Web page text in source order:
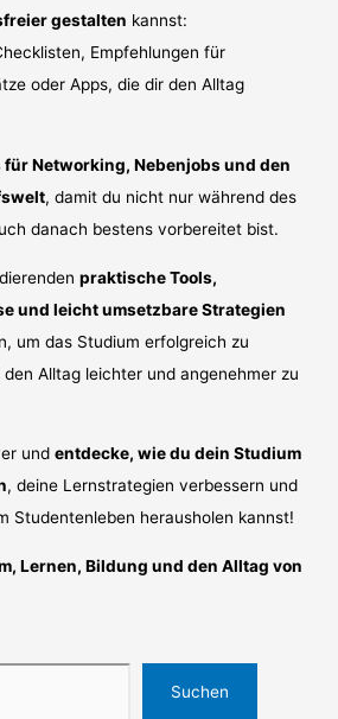
gestalten kannst:
Empfehlungen für
oder Apps, die dir den Alltag
für Networking, Nebenjobs und den
, damit du nicht nur während des
danach bestens vorbereitet bist.
praktische Tools,
und leicht umsetzbare Strategien
um das Studium erfolgreich zu
Alltag leichter und angenehmer zu
undentdecke, wie du dein Studium
, deine Lernstrategien verbessern und
Studentenleben herausholen kannst!
Lernen, Bildung und den Alltag von
Suchen